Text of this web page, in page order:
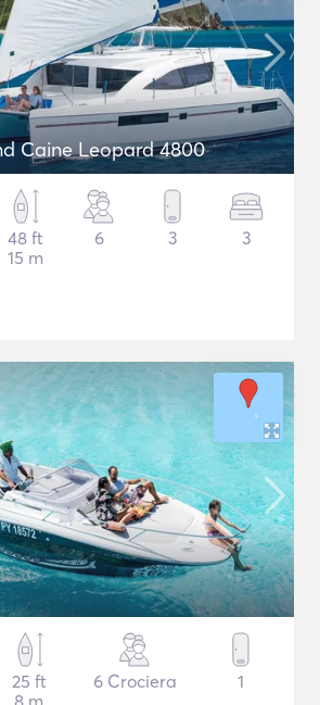
Caine Leopard 4800
48 ft
15 m
6 3 3
25 ft
8 m
6 Crociera 1